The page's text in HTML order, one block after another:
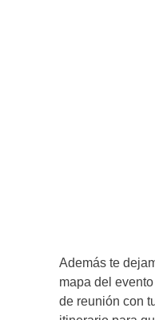
Además te
mapa del
de reunión con